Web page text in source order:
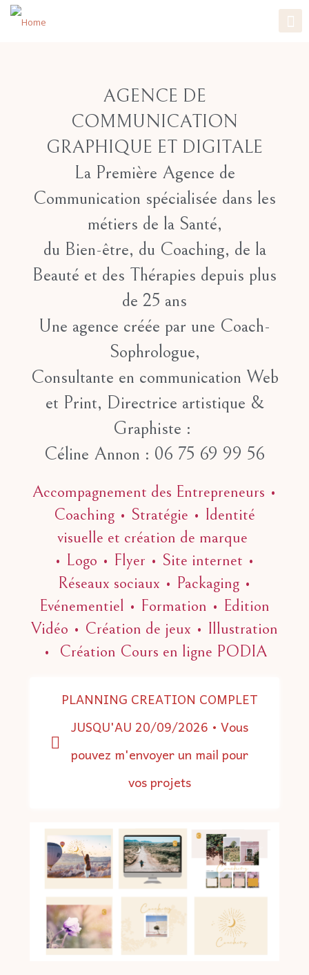
AGENCE DE
COMMUNICATION
GRAPHIQUE ET DIGITALE
La Première Agence de
Communication spécialisée dans les
métiers de la Santé,
du Bien-être, du Coaching, de la
Beauté et des Thérapies depuis plus
de 25 ans
Une agence créée par une Coach-
Sophrologue,
Consultante en communication Web
et Print, Directrice artistique &
Graphiste :
Céline Annon : 06 75 69 99 56
Accompagnement des Entrepreneurs •
Coaching • Stratégie • Identité
visuelle et création de marque
• Logo • Flyer • Site internet •
Réseaux sociaux • Packaging •
Evénementiel • Formation • Edition
Vidéo • Création de jeux • Illustration
• Création Cours en ligne PODIA
PLANNING CREATION COMPLET
JUSQU'AU 20/09/2026 • Vous
pouvez m'envoyer un mail pour
vos projets